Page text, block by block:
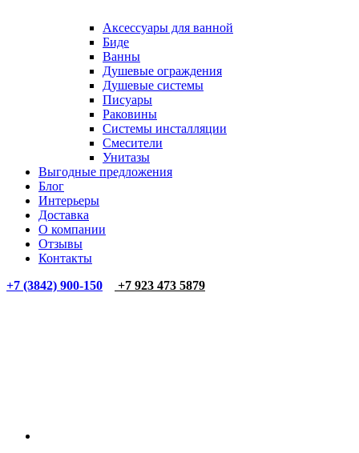
Аксессуары для ванной
Биде
Ванны
Душевые ограждения
Душевые системы
Писуары
Раковины
Системы инсталляции
Смесители
Унитазы
Выгодные предложения
Блог
Интерьеры
Доставка
О компании
Отзывы
Контакты
+7 (3842) 900-150
+7 923 473 5879